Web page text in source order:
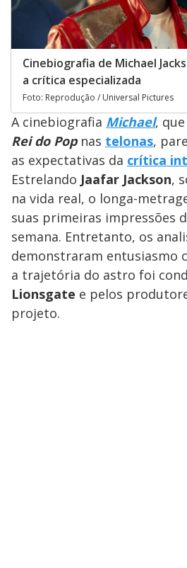
Cinebiografia de Michael
a crítica especializada
Foto: Reprodução / Universal Pictures
A cinebiografia Michael,
Rei do Popnas telonas,
as expectativas da crítica
Estrelando Jaafar Jackson,
na vida real, o longa-
suas primeiras impressões
semana. Entretanto, os
demonstraram entusiasmo
a trajetória do astro foi
Lionsgate e pelos
projeto.